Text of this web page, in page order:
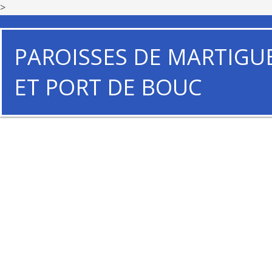
>
PAROISSES DE
ET PORT DE BOUC